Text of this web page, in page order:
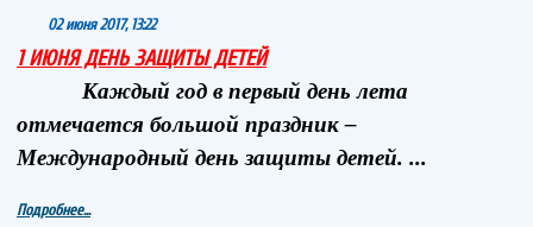
02 июня 2017, 13:22
1 ИЮНЯ ДЕНЬ ЗАЩИТЫ ДЕТЕЙ
Каждый год в первый день лета
отмечается большой праздник –
Международный день защиты детей. ...
Подробнее...